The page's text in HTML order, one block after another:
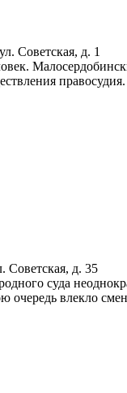
Советская, д. 1
правосудия.
Советская, д. 35
суда
влекло